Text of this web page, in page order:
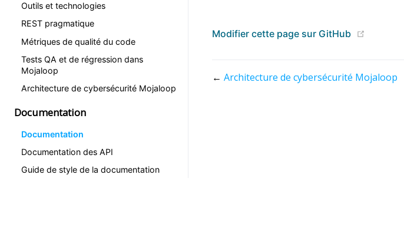
Outils et technologies
REST pragmatique
Métriques de qualité du code
Tests QA et de régression dans
Mojaloop
Architecture de cybersécurité Mojaloop
Documentation
Documentation
Documentation des API
Guide de style de la documentation
Modifier cette page sur GitHub
← Architecture de cybersécurité Mojaloop